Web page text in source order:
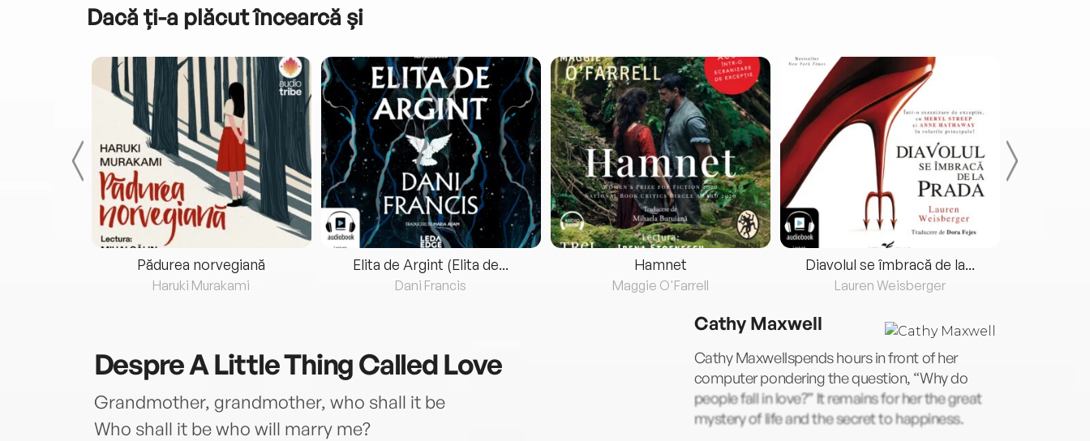
Dacă ți-a plăcut încearcă și
Pădurea norvegiană
Haruki Murakami
Elita de Argint (Elita de...
Dani Francis
Hamnet
Maggie O'Farrell
Diavolul se îmbracă de la...
Lauren Weisberger
DespreA Little Thing Called Love
Grandmother, grandmother, who shall it be
Who shall it be who will marry me?
Cathy Maxwell
Cathy Maxwellspends hours in front of her
computer pondering the question, “Why do
people fall in love?” It remains for her the great
mystery of life and the secret to happiness.